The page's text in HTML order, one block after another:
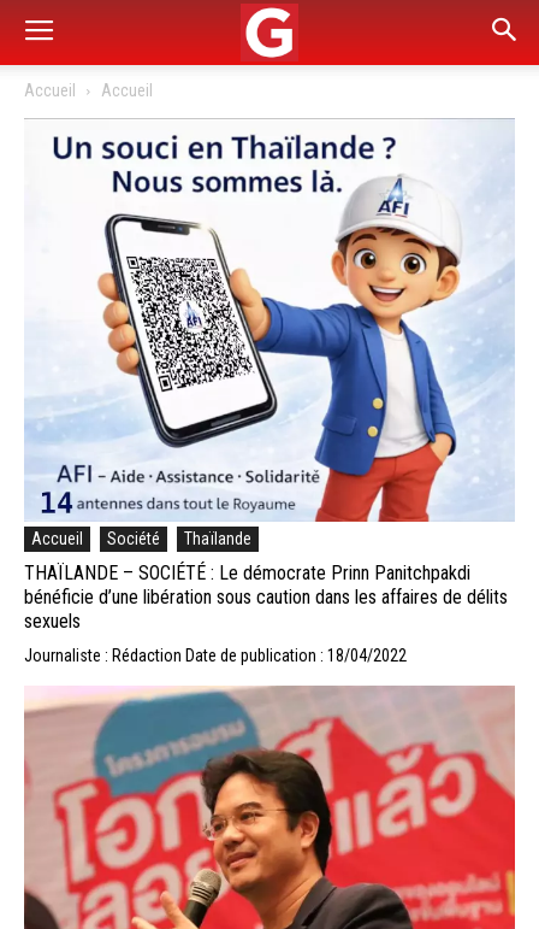
Accueil Accueil
Accueil Société Thaïlande
THAÏLANDE – SOCIÉTÉ : Le démocrate Prinn Panitchpakdi
bénéficie d’une libération sous caution dans les affaires de délits
sexuels
Journaliste : Rédaction Date de publication : 18/04/2022